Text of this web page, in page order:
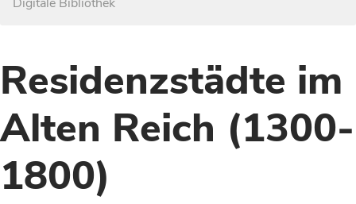
Residenzstädte im
Alten Reich (1300-
1800)